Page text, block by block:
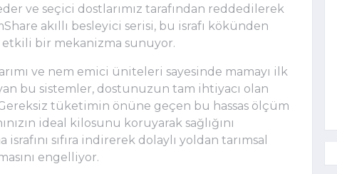
ve seçici dostlarımız tarafından reddedilerek
akıllı besleyici serisi, bu israfı kökünden
etkili bir mekanizma sunuyor.
ve nem emici üniteleri sayesinde mamayı ilk
bu sistemler, dostunuzun tam ihtiyacı olan
tüketimin önüne geçen bu hassas ölçüm
ideal kilosunu koruyarak sağlığını
sıfıra indirerek dolaylı yoldan tarımsal
engelliyor.